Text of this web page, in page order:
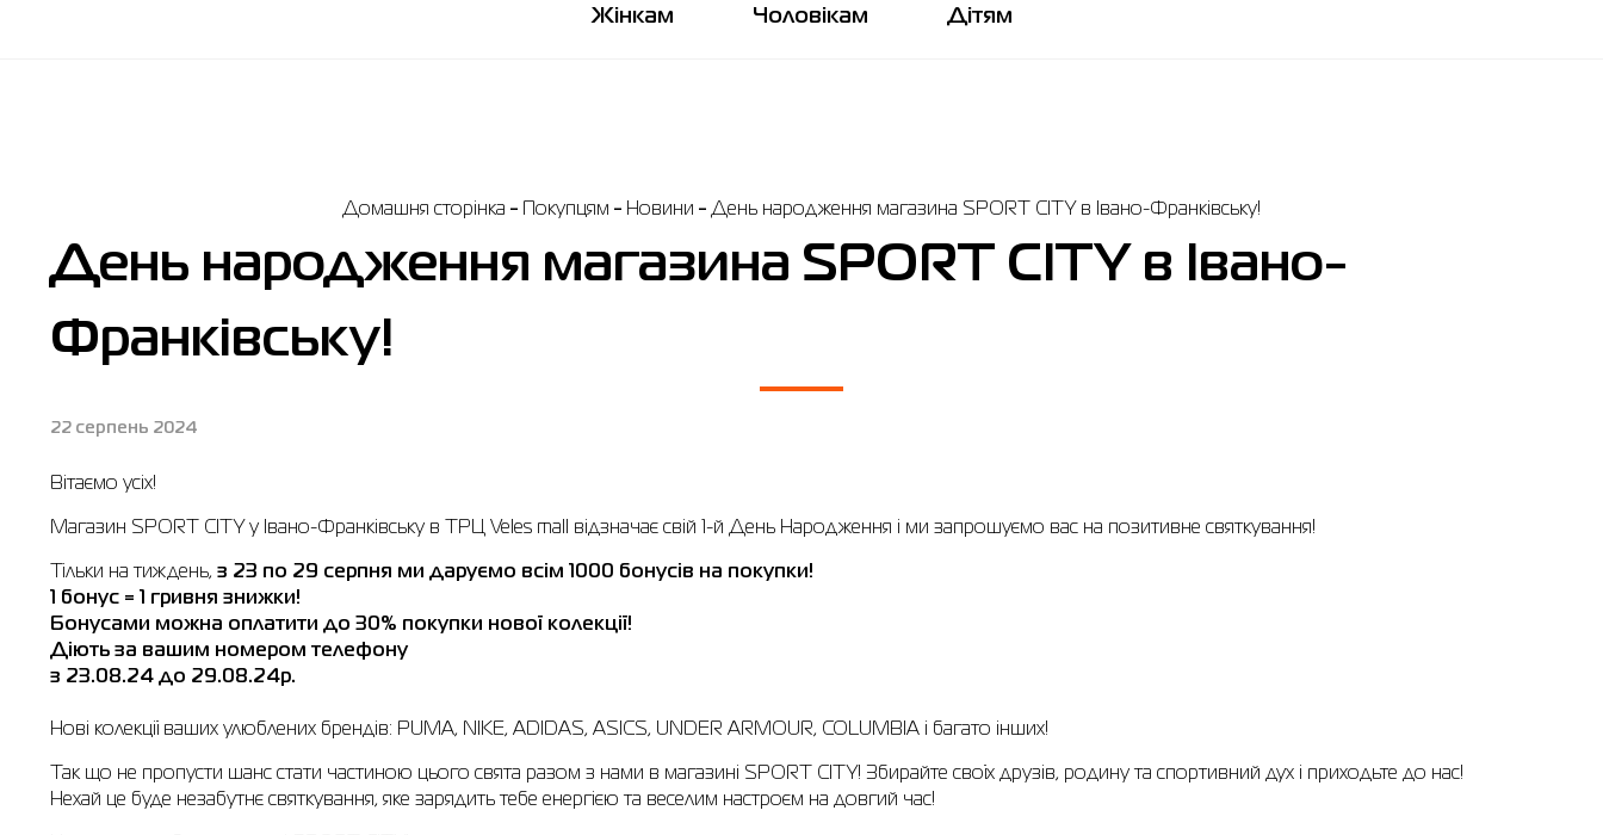
Жінкам Чоловікам Дітям
Домашня сторінка Покупцям Новини День народження магазина SPORT CITY в Івано-Франківську!
День народження магазина SPORT CITY в Івано-
Франківську!
22 серпень 2024
Вітаємо усіх!
Магазин SPORT CITY у Івано-Франківську в ТРЦ Veles mall відзначає свій 1-й День Народження і ми запрошуємо вас на позитивне святкування!
Тільки на тиждень, з 23 по 29 серпня ми даруємо всім 1000 бонусів на покупки!
1 бонус = 1 гривня знижки!
Бонусами можна оплатити до 30% покупки нової колекції!
Діють за вашим номером телефону
з 23.08.24 до 29.08.24р.
Нові колекції ваших улюблених брендів: PUMA, NIKE, ADIDAS, ASICS, UNDER ARMOUR, COLUMBIA і багато інших!
Так що не пропусти шанс стати частиною цього свята разом з нами в магазині SPORT CITY! Збирайте своїх друзів, родину та спортивний дух і приходьте до нас!
Нехай це буде незабутнє святкування, яке зарядить тебе енергією та веселим настроєм на довгий час!